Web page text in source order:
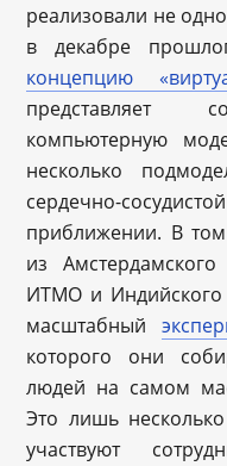
реализовали не
в декабре
концепцию
представляет
компьютерную
несколько
сердечно-
приближении. В том
из Амстердамского
ИТМО и Индийского
масштабный
которого они
людей на самом
Это лишь
участвуют